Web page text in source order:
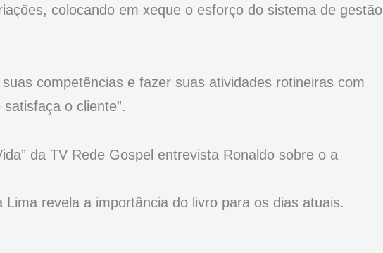
colocando em xeque o esforço do sistema de gestão
competências e fazer suas atividades rotineiras com
o cliente”.
da TV Rede Gospel entrevista Ronaldo sobre o a
revela a importância do livro para os dias atuais.